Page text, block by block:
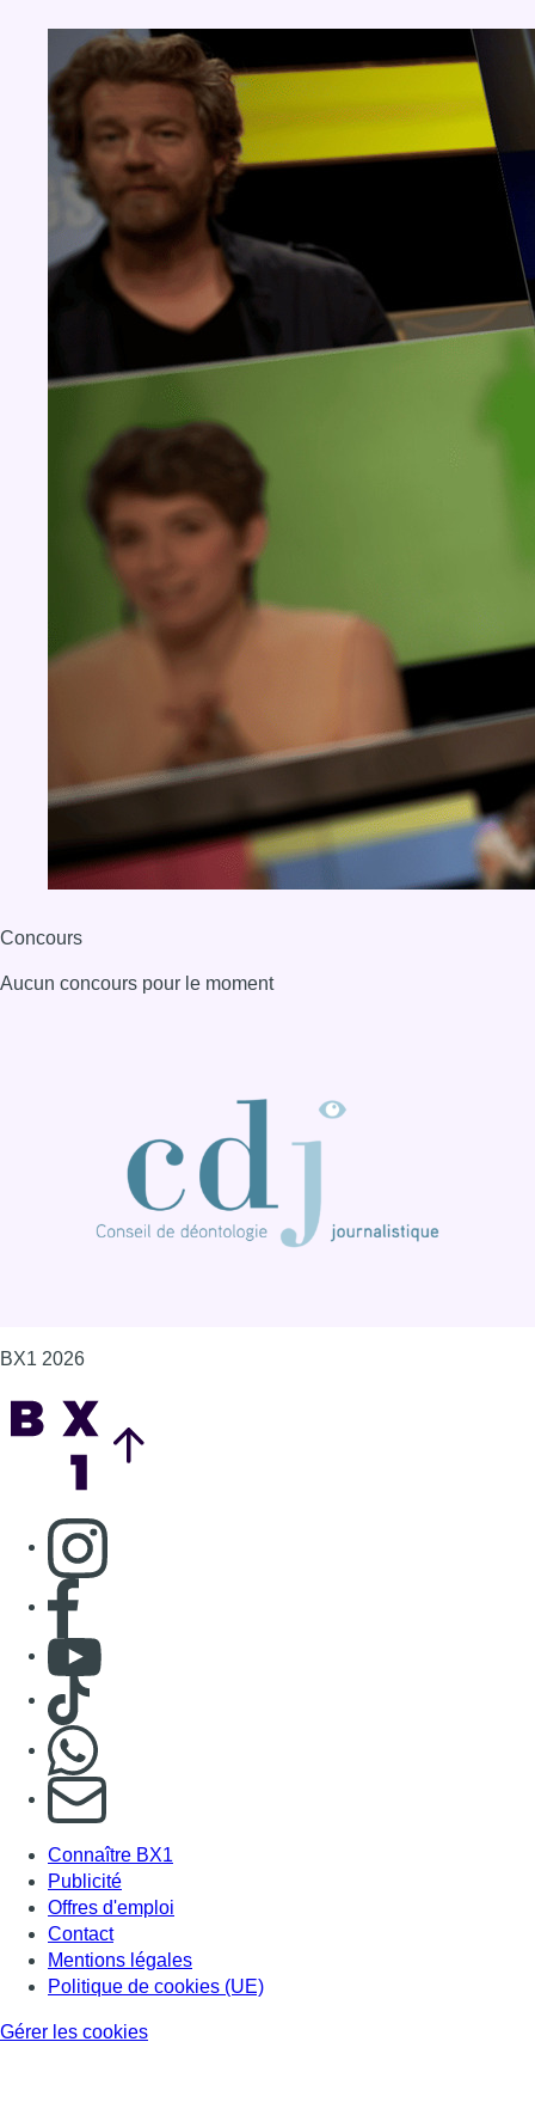
Concours
Aucun concours pour le moment
BX1 2026
Consulter page Instagram
Consulter page Facebook
Consulter Youtube
Consulter TikTok
S'abonner à notre newsletter
Connaître BX1
Publicité
Offres d'emploi
Contact
Mentions légales
Politique de cookies (UE)
Gérer les cookies